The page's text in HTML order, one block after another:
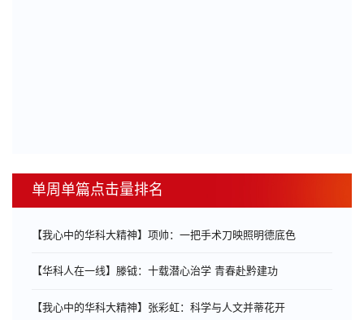
单周单篇点击量排名
【我心中的华科大精神】项帅：一把手术刀映照明德底色
【华科人在一线】滕钺：十载潜心治学 青春赴黔建功
【我心中的华科大精神】张彩虹：科学与人文并蒂花开